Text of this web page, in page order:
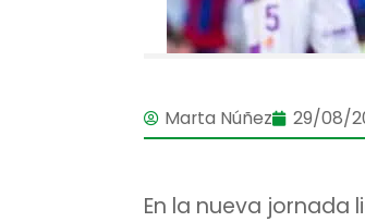
Marta Núñez 29/08/
En la nueva jornada